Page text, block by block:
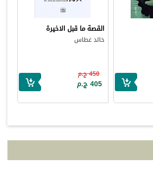
القصة ما قبل الاخيرة
خالد غطاس
450 ج.م
405 ج.م